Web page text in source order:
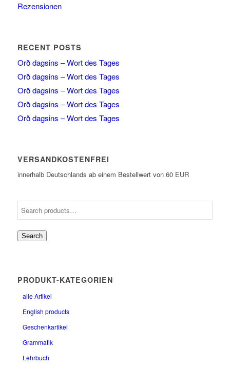
Rezensionen
RECENT POSTS
Orð dagsins – Wort des Tages
Orð dagsins – Wort des Tages
Orð dagsins – Wort des Tages
Orð dagsins – Wort des Tages
Orð dagsins – Wort des Tages
VERSANDKOSTENFREI
innerhalb Deutschlands ab einem Bestellwert von 60 EUR
Search
PRODUKT-KATEGORIEN
alle Artikel
English products
Geschenkartikel
Grammatik
Lehrbuch